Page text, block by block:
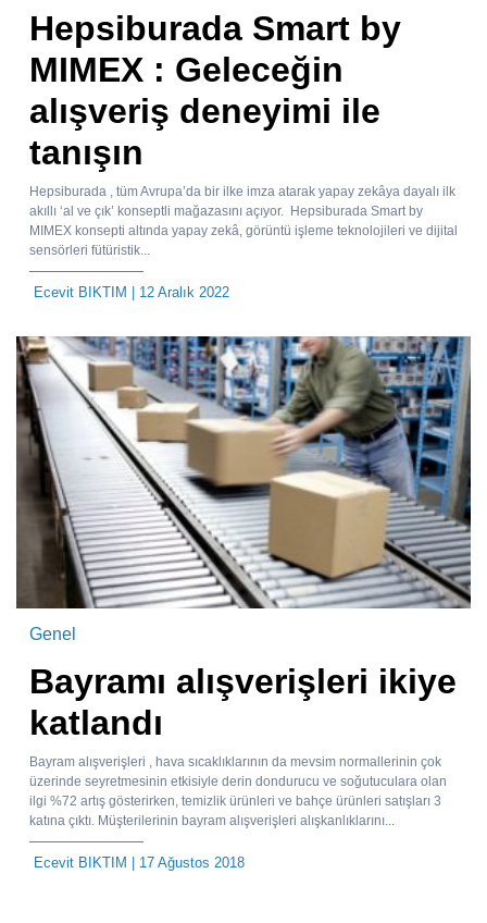
Hepsiburada Smart by
MIMEX : Geleceğin
alışveriş deneyimi ile
tanışın
Hepsiburada , tüm Avrupa’da bir ilke imza atarak yapay zekâya dayalı ilk
akıllı ‘al ve çık’ konseptli mağazasını açıyor. Hepsiburada Smart by
MIMEX konsepti altında yapay zekâ, görüntü işleme teknolojileri ve dijital
sensörleri fütüristik...
Ecevit BIKTIM | 12 Aralık 2022
Genel
Bayramı alışverişleri ikiye
katlandı
Bayram alışverişleri , hava sıcaklıklarının da mevsim normallerinin çok
üzerinde seyretmesinin etkisiyle derin dondurucu ve soğutuculara olan
ilgi %72 artış gösterirken, temizlik ürünleri ve bahçe ürünleri satışları 3
katına çıktı. Müşterilerinin bayram alışverişleri alışkanlıklarını...
Ecevit BIKTIM | 17 Ağustos 2018